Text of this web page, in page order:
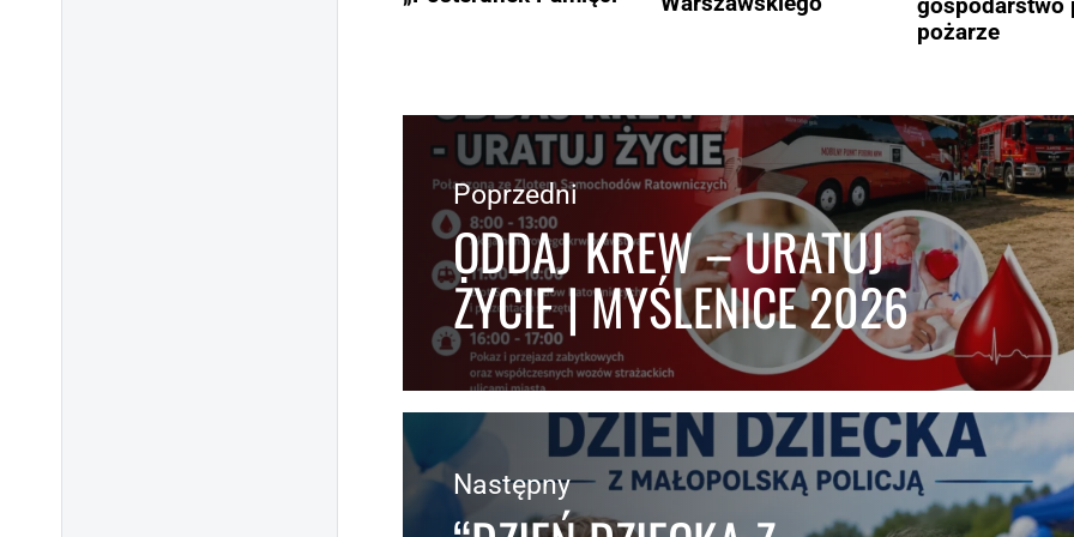
pożarze
Poprzedni
ODDAJ KREW – URATUJ
ŻYCIE | MYŚLENICE 2026
Następny